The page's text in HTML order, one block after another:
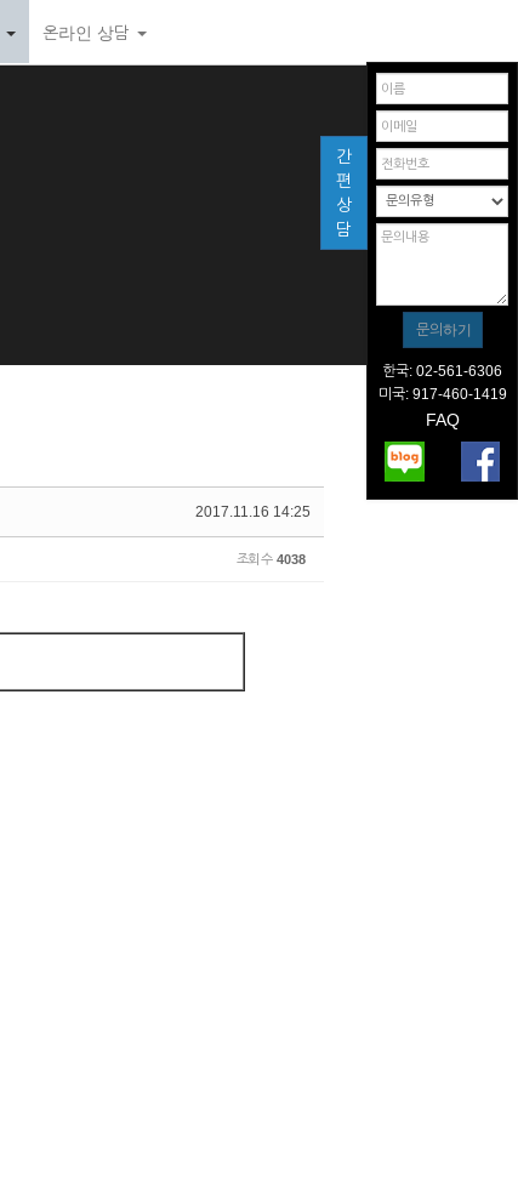
온라인 상담
2017.11.16 14:25
조회 수 4038
간
편
상
담
한국: 02-561-6306
미국: 917-460-1419
FAQ